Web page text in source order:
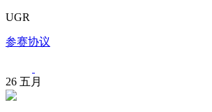
UGR
参赛协议
26 五月